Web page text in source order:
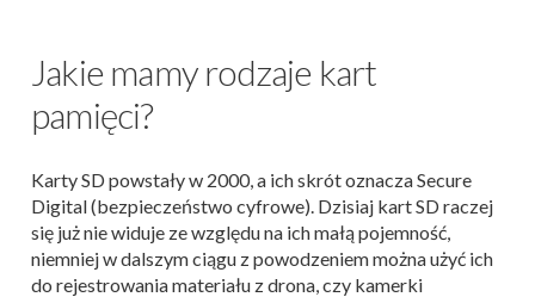
Jakie mamy rodzaje kart
pamięci?
Karty SD powstały w 2000, a ich skrót oznacza Secure
Digital (bezpieczeństwo cyfrowe). Dzisiaj kart SD raczej
się już nie widuje ze względu na ich małą pojemność,
niemniej w dalszym ciągu z powodzeniem można użyć ich
do rejestrowania materiału z drona, czy kamerki